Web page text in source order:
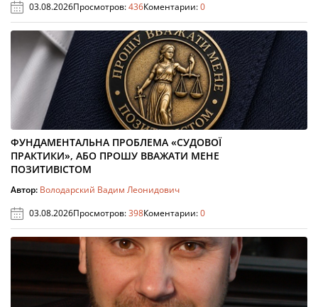
03.08.2026Просмотров:436Коментарии:0
ФУНДАМЕНТАЛЬНА ПРОБЛЕМА «СУДОВОЇ
ПРАКТИКИ», АБО ПРОШУ ВВАЖАТИ МЕНЕ
ПОЗИТИВІСТОМ
Автор: Володарский Вадим Леонидович
03.08.2026Просмотров:398Коментарии:0